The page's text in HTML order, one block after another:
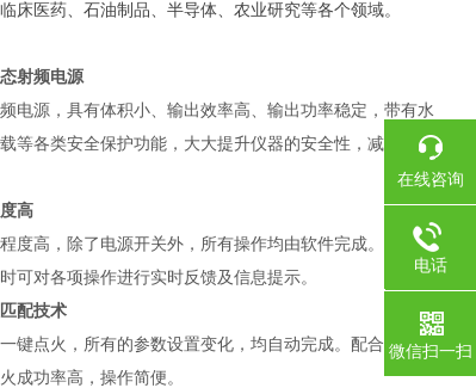
床医药、石油制品、半导体、农业研究等各个领域。
射频电源
电源，具有体积小、输出效率高、输出功率稳定，带有水
等各类安全保护功能，大大提升仪器的安全性，减小了仪
高
度高，除了电源开关外，所有操作均由软件完成。智能化
可对各项操作进行实时反馈及信息提示。
配技术
键点火，所有的参数设置变化，均自动完成。配合*的自动
成功率高，操作简便。
在线咨询
电话
微信扫一扫